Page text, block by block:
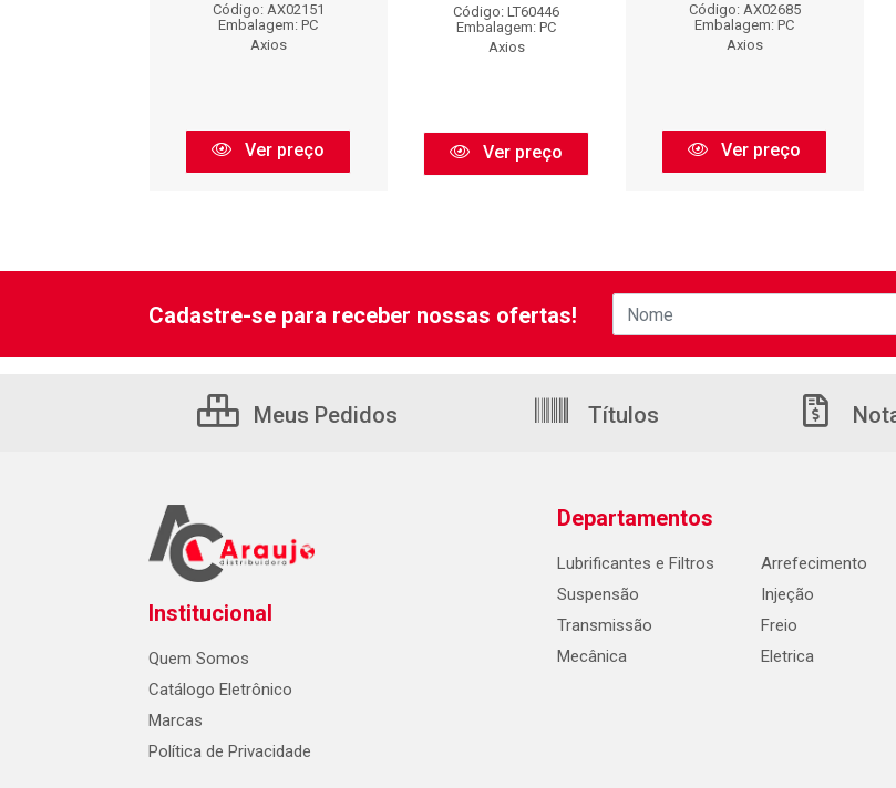
Código: AX02151
Embalagem: PC
Axios
Ver preço
Código: LT60446
Embalagem: PC
Axios
Ver preço
Código: AX02685
Embalagem: PC
Axios
Ver preço
Cadastre-se para receber nossas ofertas!
Meus Pedidos Títulos
Institucional
Quem Somos
Catálogo Eletrônico
Marcas
Política de Privacidade
Departamentos
Lubrificantes e Filtros
Suspensão
Transmissão
Mecânica
Arrefecimento
Injeção
Freio
Eletrica